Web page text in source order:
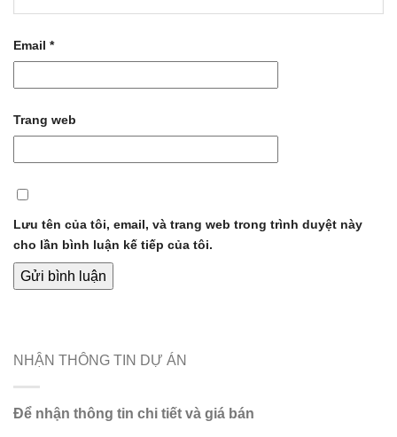
Email *
Trang web
Lưu tên của tôi, email, và trang web trong trình duyệt này
cho lần bình luận kế tiếp của tôi.
NHẬN THÔNG TIN DỰ ÁN
Để nhận thông tin chi tiết và giá bán